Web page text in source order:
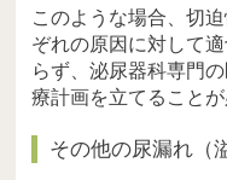
このような場合、切
ぞれの原因に対して
らず、泌尿器科専門
療計画を立てること
その他の尿漏れ（